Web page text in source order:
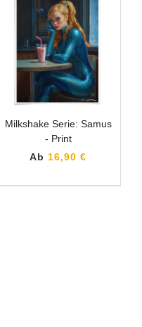
Milkshake Serie: Samus
- Print
Ab 16,90 €